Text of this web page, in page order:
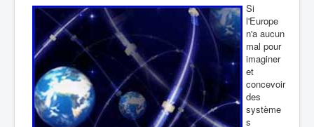
Si
l'Europe
n'a aucun
mal pour
imaginer
et
concevoir
des
système
s